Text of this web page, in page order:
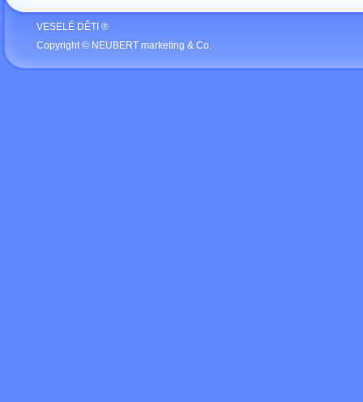
VESELÉ DĚTI ®
Copyright © NEUBERT marketing & Co.